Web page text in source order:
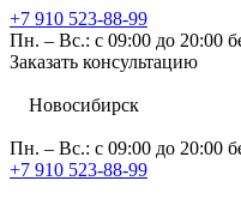
+7 910 523-88-99
Пн. – Вс.: с 09:00 до 20:00
Заказать консультацию
Новосибирск
Пн. – Вс.: с 09:00 до 20:00
+7 910 523-88-99